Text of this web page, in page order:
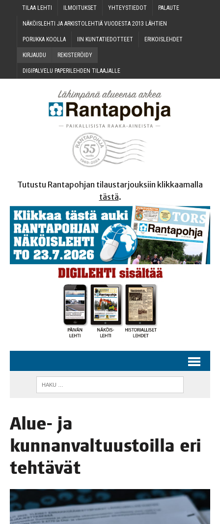
TILAA LEH­TI ILMOI­TUK­SET YHTEYS­TIE­DOT PALAU­TE
NÄKÖIS­LEH­TI JA ARKIS­TO­LEH­TIÄ VUO­DES­TA 2013 LÄHTIEN
PORUK­KA KOOLLA IIN KUN­TA­TIE­DOT­TEET ERI­KOIS­LEH­DET
KIR­JAU­DU REKIS­TE­RÖI­DY
DIGI­PAL­VE­LU PAPE­RI­LEH­DEN TILAAJALLE
Tutustu Rantapohjan tilaustarjouksiin klikkaamalla
tästä.
Alue- ja
kun­nan­val­tuus­toil­la eri
tehtävät